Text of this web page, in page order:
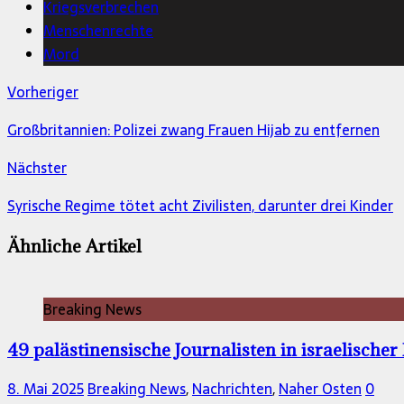
Kriegsverbrechen
Menschenrechte
Mord
Vorheriger
Großbritannien: Polizei zwang Frauen Hijab zu entfernen
Nächster
Syrische Regime tötet acht Zivilisten, darunter drei Kinder
Ähnliche Artikel
Breaking News
49 palästinensische Journalisten in
8. Mai 2025Breaking News,Nachrichten,Naher Osten0